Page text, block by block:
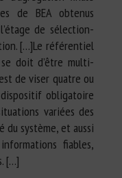
de BEA obtenus
de sélection-
[…]Le référentiel
doit d’être multi-
de viser quatre ou
dispositif obligatoire
variées des
système, et aussi
fiables,
[…]